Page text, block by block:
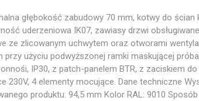
głębokość zabudowy 70 mm, kotwy do
uderzeniowa IK07, zawiasy drzwi
ze zlicowanym uchwytem oraz otworami
przy użyciu podwyższonej ramki maskującej
IP30, z patch-panelem BTR, z zaciskiem
230V, 4 elementy mocujące. Dane techniczne
produktu: 94,5 mm Kolor RAL: 9010